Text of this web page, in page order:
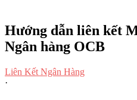
Hướng dẫn liên kết
Ngân hàng OCB
Liên Kết Ngân Hàng
·